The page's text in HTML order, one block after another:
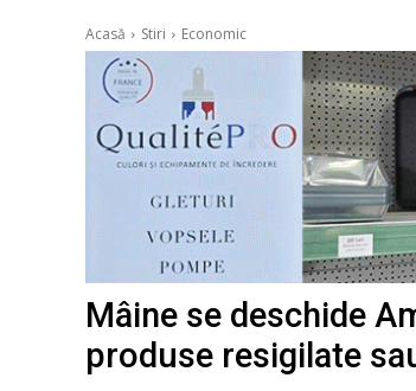
Acasă Stiri Economic
Mâine se deschide
produse resigilate